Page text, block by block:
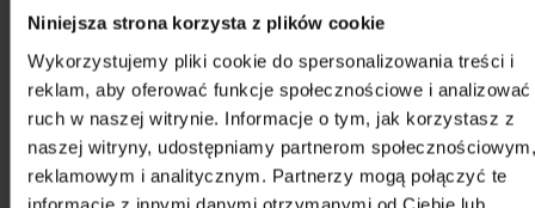
Niniejsza strona korzysta z plików cookie
Wykorzystujemy pliki cookie do spersonalizowania treści i
reklam, aby oferować funkcje społecznościowe i analizować
ruch w naszej witrynie. Informacje o tym, jak korzystasz z
naszej witryny, udostępniamy partnerom społecznościowym,
reklamowym i analitycznym. Partnerzy mogą połączyć te
Orlík: Miloš Frýba For President
CD
Na magazynie 33,30 zł
Orlík: Demise!